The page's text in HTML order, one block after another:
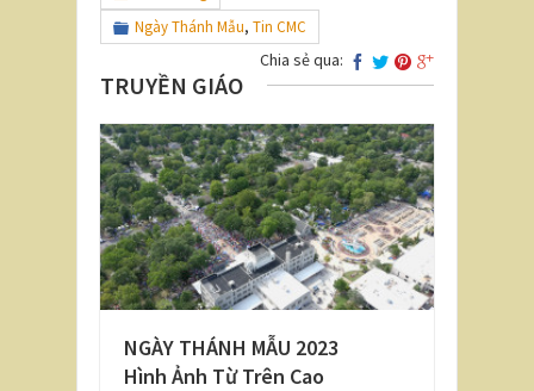
Ngày Thánh Mẫu, Tin CMC
Chia sẻ qua:
TRUYỀN GIÁO
NGÀY THÁNH MẪU 2023
Hình Ảnh Từ Trên Cao